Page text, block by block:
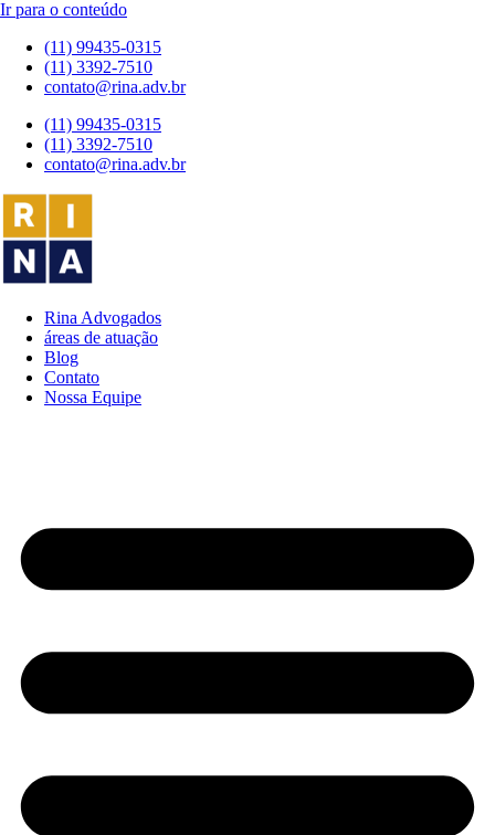
Ir para o conteúdo
(11) 99435-0315
(11) 3392-7510
contato@rina.adv.br
(11) 99435-0315
(11) 3392-7510
contato@rina.adv.br
Rina Advogados
áreas de atuação
Blog
Contato
Nossa Equipe